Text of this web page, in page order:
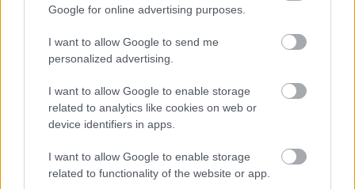
Google for online advertising purposes.
I want to allow Google to send me
personalized advertising.
I want to allow Google to enable storage
related to analytics like cookies on web or
device identifiers in apps.
I want to allow Google to enable storage
related to functionality of the website or app.